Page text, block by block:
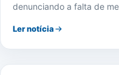
denunciando a falta de
Ler notícia
SAÚDE